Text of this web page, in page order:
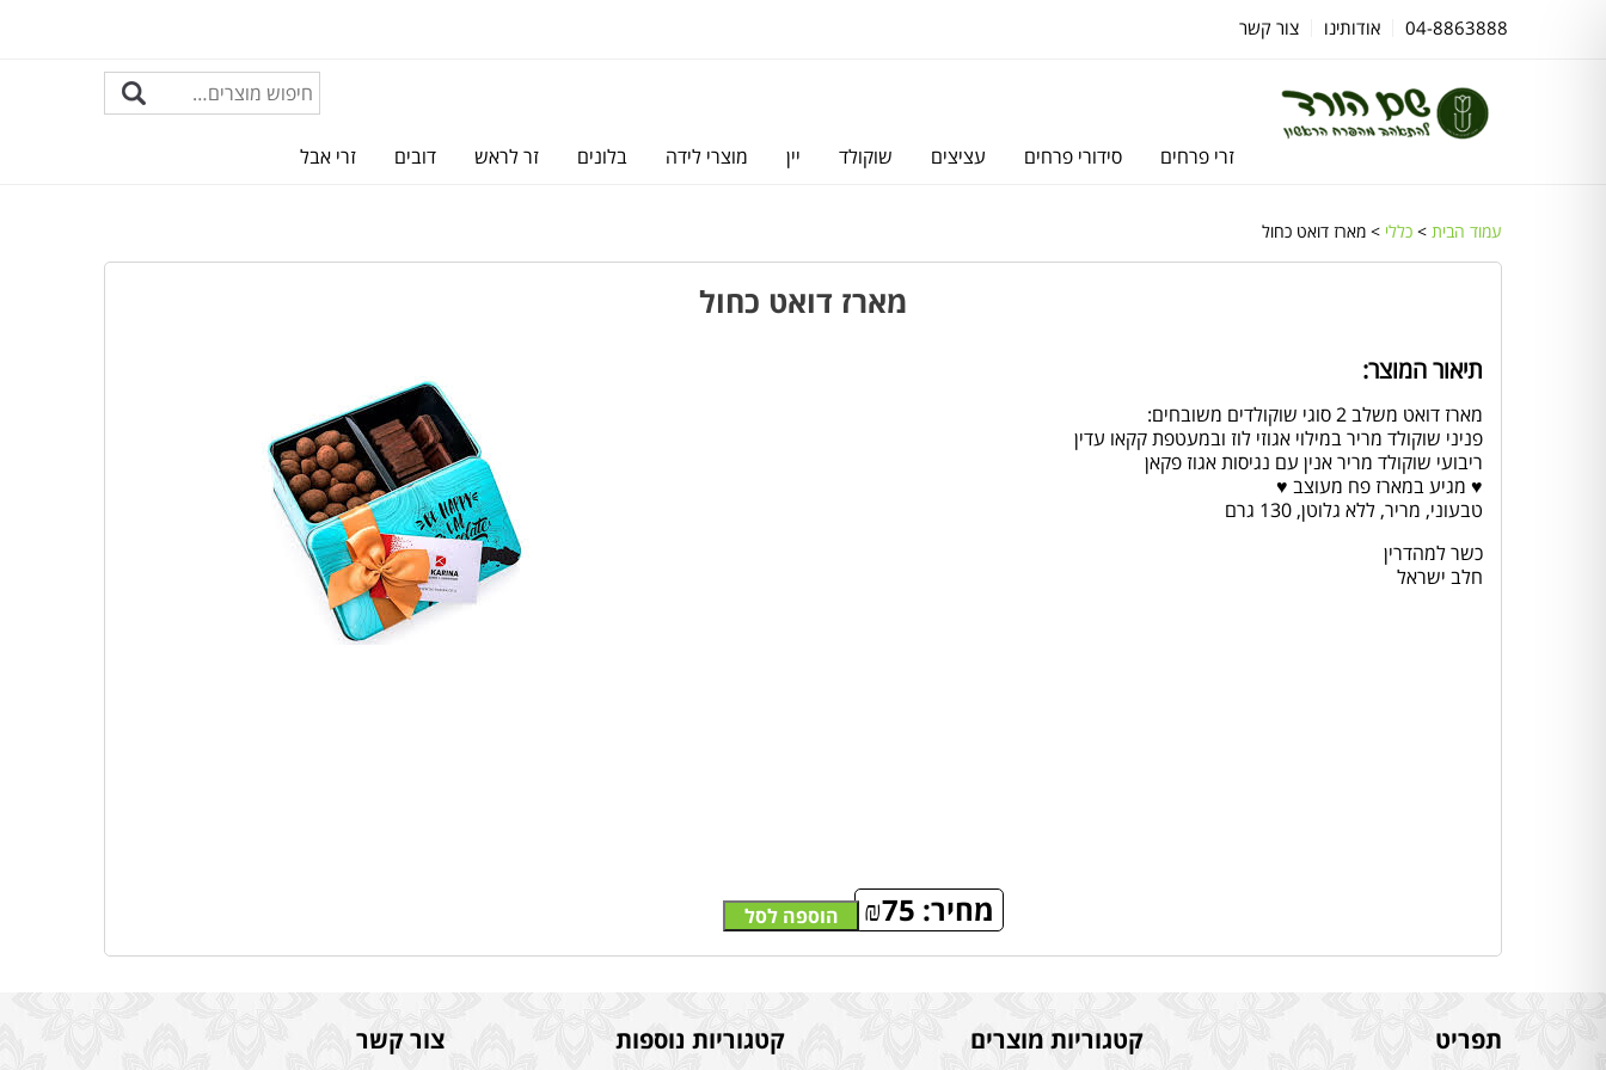
04-8863888 אודותינו צור קשר
זרי פרחים סידורי פרחים עציצים שוקולד יין מוצרי לידה בלונים זר לראש דובים זרי אבל
עמוד הבית > כללי > מארז דואט כחול
מארז דואט כחול
תיאור המוצר:
מארז דואט משלב 2 סוגי שוקולדים משובחים:
פניני שוקולד מריר במילוי אגוזי לוז ובמעטפת קקאו עדין
ריבועי שוקולד מריר אנין עם נגיסות אגוז פקאן
♥ מגיע במארז פח מעוצב ♥
טבעוני, מריר, ללא גלוטן, 130 גרם
כשר למהדרין
חלב ישראל
מחיר: ₪75 הוספה לסל
תפריט קטגוריות מוצרים קטגוריות נוספות צור קשר